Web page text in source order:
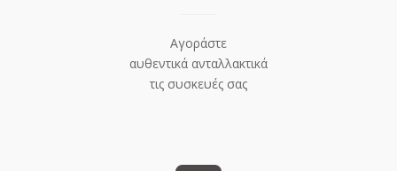
Αγοράστε
αυθεντικά ανταλλακτικά
τις συσκευές σας